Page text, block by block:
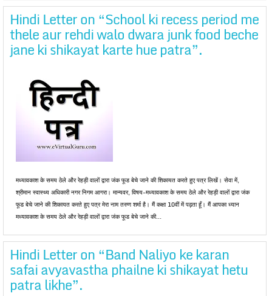
Hindi Letter on “School ki recess period me
thele aur rehdi walo dwara junk food beche
jane ki shikayat karte hue patra”.
मध्यावकाश के समय ठेले और रेहड़ी वालों द्वारा जंक फूड बेचे जाने की शिकायत करते हुए पत्र लिखें। सेवा में,
श्रीमान स्वास्थ्य अधिकारी नगर निगम आगरा। मान्यवर, विषय-मध्यावकाश के समय ठेले और रेहड़ी वालों द्वारा जंक
फूड बेचे जाने की शिकायत करते हुए पत्र मेरा नाम तरुण शर्मा है। मैं कक्षा 10वीं में पढ़ता हूँ। मैं आपका ध्यान
मध्यावकाश के समय ठेले और रेहड़ी वालों द्वारा जंक फूड बेचे जाने की...
Hindi Letter on “Band Naliyo ke karan
safai avyavastha phailne ki shikayat hetu
patra likhe”.